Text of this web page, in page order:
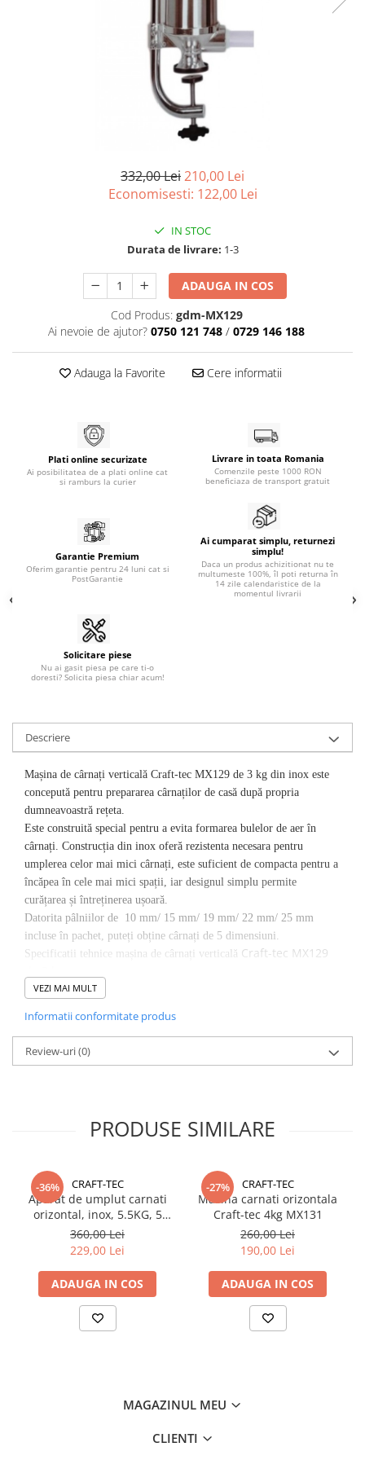
332,00 Lei210,00 Lei
Economisesti: 122,00 Lei
IN STOC
Durata de livrare: 1-3
ADAUGA IN COS
Cod Produs: gdm-MX129
Ai nevoie de ajutor? 0750 121 748 / 0729 146 188
Adauga la Favorite Cere informatii
Plati online securizate
Ai posibilitatea de a plati online cat
si ramburs la curier
Livrare in toata Romania
Comenzile peste 1000 RON
beneficiaza de transport gratuit
Garantie Premium
Oferim garantie pentru 24 luni cat si
PostGarantie
Ai cumparat simplu, returnezi
simplu!
Daca un produs achizitionat nu te
multumeste 100%, îl poti returna în
14 zile calendaristice de la
momentul livrarii
Solicitare piese
Nu ai gasit piesa pe care ti-o
doresti? Solicita piesa chiar acum!
Descriere
Mașina de cârnați verticală Craft-tec MX129 de 3 kg din inox este
concepută pentru prepararea cârnaților de casă după propria
dumneavoastră rețeta.
Este construită special pentru a evita formarea bulelor de aer în
cârnați. Construcția din inox oferă rezistenta necesara pentru
umplerea celor mai mici cârnați, este suficient de compacta pentru a
încăpea în cele mai mici spații, iar designul simplu permite
curățarea și întreținerea ușoară.
Datorita pâlniilor de 10 mm/ 15 mm/ 19 mm/ 22 mm/ 25 mm
incluse în pachet, puteți obține cârnați de 5 dimensiuni.
Specificatii tehnice mașina de cârnați verticală Craft-tec MX129
•este usor de folosit si curatat;
•are o capacitate de maxim 3kg.
•aparatul pentru carnati;
•soclu pentru palnii,
VEZI MAI MULT
Informatii conformitate produs
Review-uri(0)
PRODUSE SIMILARE
-36% CRAFT-TEC
Aparat de umplut carnati
orizontal, inox, 5.5KG, 5
palnii incluse
360,00 Lei
229,00 Lei
ADAUGA IN COS
-27% CRAFT-TEC
Masina carnati orizontala
Craft-tec 4kg MX131
260,00 Lei
190,00 Lei
ADAUGA IN COS
MAGAZINUL MEU
CLIENTI